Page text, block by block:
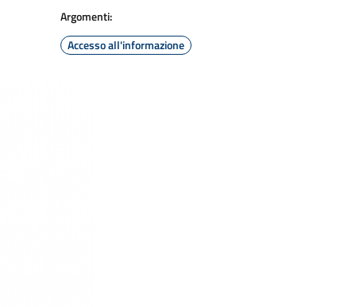
Argomenti:
Accesso all'informazione